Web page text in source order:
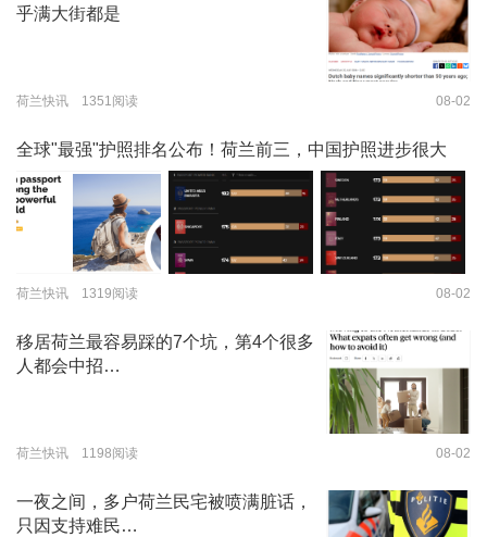
乎满大街都是
荷兰快讯 1351阅读 08-02
全球"最强"护照排名公布！荷兰前三，中国护照进步很大
荷兰快讯 1319阅读 08-02
移居荷兰最容易踩的7个坑，第4个很多
人都会中招…
荷兰快讯 1198阅读 08-02
一夜之间，多户荷兰民宅被喷满脏话，
只因支持难民…